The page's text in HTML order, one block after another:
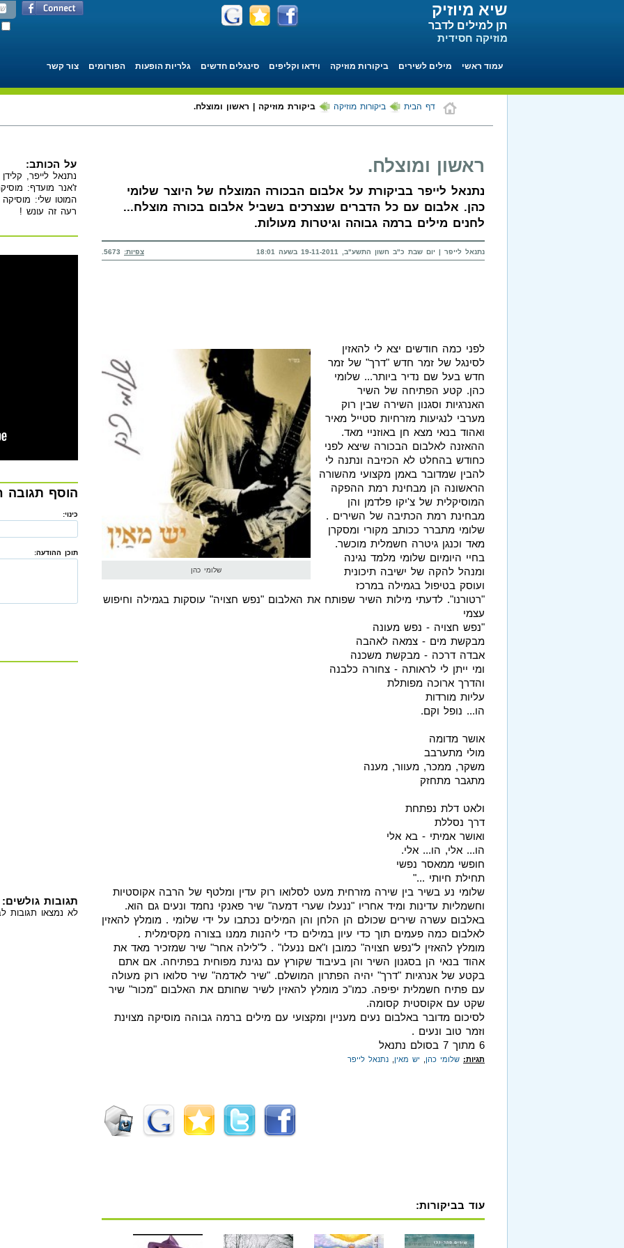
שיא מיוזיק
תן למילים לדבר
מוזיקה חסידית
עמוד ראשי מילים לשירים ביקורות מוזיקה וידאו וקליפים סינגלים חדשים גלריות הופעות הפורומים צור קשר
דף הבית ביקורות מוזיקה ביקורת מוזיקה | ראשון ומוצלח.
ראשון ומוצלח.
נתנאל לייפר בביקורת על אלבום הבכורה המוצלח של היוצר שלומי
כהן. אלבום עם כל הדברים שנצרכים בשביל אלבום בכורה מוצלח...
לחנים מילים ברמה גבוהה וגיטרות מעולות.
נתנאל לייפר | יום שבת כ"ב חשון התשע"ב, 19-11-2011 בשעה 18:01 צפיות:
שלומי כהן
לפני כמה חודשים יצא לי להאזין
לסינגל של זמר חדש "דרך" של זמר
חדש בעל שם נדיר ביותר... שלומי
כהן. קטע הפתיחה של השיר
האנרגיות וסגנון השירה שבין רוק
מערבי לנגיעות מזרחיות סטייל מאיר
ואהוד בנאי מצא חן באוזניי מאד.
ההאזנה לאלבום הבכורה שיצא לפני
כחודש בהחלט לא הכזיבה ונתנה לי
להבין שמדובר באמן מקצועי מהשורה
הראשונה הן מבחינת רמת ההפקה
המוסיקלית של צ'יקו פלדמן והן
מבחינת רמת הכתיבה של השירים .
שלומי מתברר ככותב מקורי ומסקרן
מאד וכנגן גיטרה חשמלית מוכשר.
בחיי היומיום שלומי מלמד נגינה
ומנהל להקה של ישיבה תיכונית
ועוסק בטיפול בגמילה במרכז
"רטורנו". לדעתי מילות השיר שפותח את האלבום "נפש חצויה" עוסקות בגמילה וחיפוש
עצמי
"נפש חצויה - נפש מעונה
מבקשת מים - צמאה לאהבה
אבדה דרכה - מבקשת משכנה
ומי ייתן לי לראותה - צחורה כלבנה
והדרך ארוכה מפותלת
עליות מורדות
הו... נופל וקם.
אושר מדומה
מולי מתערבב
משקר, ממכר, מעוור, מענה
מתגבר מתחזק
ולאט דלת נפתחת
דרך נסללת
ואושר אמיתי - בא אלי
הו... אלי, הו... אלי.
חופשי ממאסר נפשי
תחילת חיותי ..."
שלומי נע בשיר בין שירה מזרחית מעט לסלואו רוק עדין ומלטף של הרבה אקוסטיות
וחשמליות עדינות ומיד אחריו "ננעלו שערי דמעה" שיר פאנקי נחמד ונעים גם הוא.
באלבום עשרה שירים שכולם הן הלחן והן המילים נכתבו על ידי שלומי . מומלץ להאזין
לאלבום כמה פעמים תוך כדי עיון במילים כדי ליהנות ממנו בצורה מקסימלית .
מומלץ להאזין ל"נפש חצויה" כמובן ו"אם ננעלו" . ל"לילה אחר" שיר שמזכיר מאד את
אהוד בנאי הן בסגנון השיר והן בעיבוד שקורץ עם נגינת מפוחית בפתיחה. אם אתם
בקטע של אנרגיות "דרך" יהיה הפתרון המושלם. "שיר לאדמה" שיר סלואו רוק מעולה
עם פתיח חשמלית יפיפה. כמו"כ מומלץ להאזין לשיר שחותם את האלבום "מכור" שיר
שקט עם אקוסטית קסומה.
לסיכום מדובר באלבום נעים מעניין ומקצועי עם מילים ברמה גבוהה מוסיקה מצוינת
וזמר טוב ונעים .
6 מתוך 7 בסולם נתנאל
תגיות: שלומי כהן יש מאין נתנאל לייפר
עוד בביקורות:
על הכותב:
נתנאל לייפר,
ז'אנר מועדף:
המוטו שלי:
רעה זה עונש !
הוסף תגובה
כינוי:
תוכן ההודעה:
תגובות גולשים:
לא נמצאו תגובות